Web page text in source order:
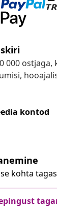
000 ostjaga,
kontod
kohta